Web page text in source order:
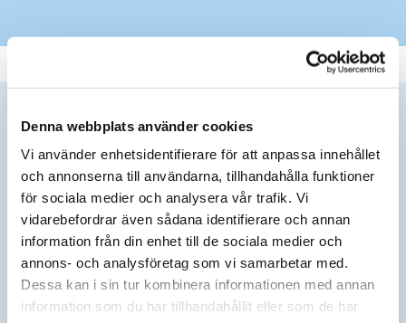
Denna webbplats använder cookies
Vi använder enhetsidentifierare för att anpassa innehållet
och annonserna till användarna, tillhandahålla funktioner
för sociala medier och analysera vår trafik. Vi
vidarebefordrar även sådana identifierare och annan
information från din enhet till de sociala medier och
annons- och analysföretag som vi samarbetar med.
Dessa kan i sin tur kombinera informationen med annan
information som du har tillhandahållit eller som de har
BERÄKNA INDEX
AKTUELLT ÅR
AKTUELLT KVARTAL
JÄMFÖRELSEÅR
JÄMFÖRELSE KVARTAL
NYTT KONTRAKTSPRIS EFTER HÖJNING KOMMER ATT
VISAS HÄR: